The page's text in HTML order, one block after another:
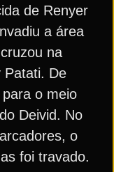
de Renyer
a área
na
Patati. De
o meio
Deivid. No
o
foi travado.